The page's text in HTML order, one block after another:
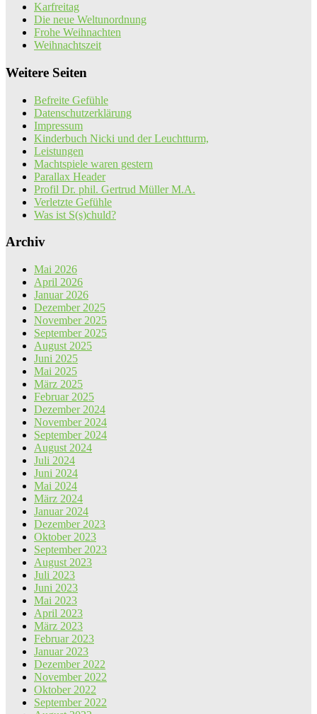
Karfreitag
Die neue Weltunordnung
Frohe Weihnachten
Weihnachtszeit
Weitere Seiten
Befreite Gefühle
Datenschutzerklärung
Impressum
Kinderbuch Nicki und der Leuchtturm,
Leistungen
Machtspiele waren gestern
Parallax Header
Profil Dr. phil. Gertrud Müller M.A.
Verletzte Gefühle
Was ist S(s)chuld?
Archiv
Mai 2026
April 2026
Januar 2026
Dezember 2025
November 2025
September 2025
August 2025
Juni 2025
Mai 2025
März 2025
Februar 2025
Dezember 2024
November 2024
September 2024
August 2024
Juli 2024
Juni 2024
Mai 2024
März 2024
Januar 2024
Dezember 2023
Oktober 2023
September 2023
August 2023
Juli 2023
Juni 2023
Mai 2023
April 2023
März 2023
Februar 2023
Januar 2023
Dezember 2022
November 2022
Oktober 2022
September 2022